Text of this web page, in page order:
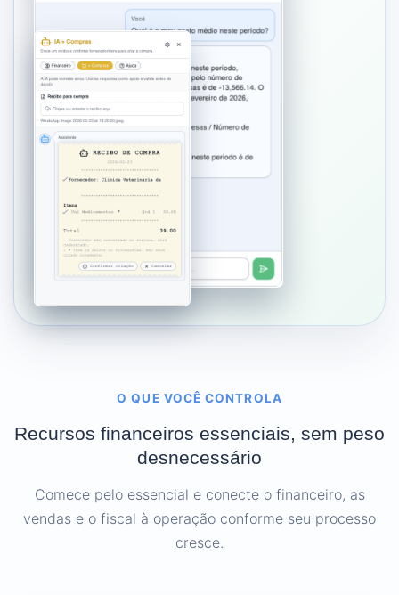
O QUE VOCÊ CONTROLA
Recursos financeiros essenciais, sem peso
desnecessário
Comece pelo essencial e conecte o financeiro, as
vendas e o fiscal à operação conforme seu processo
cresce.